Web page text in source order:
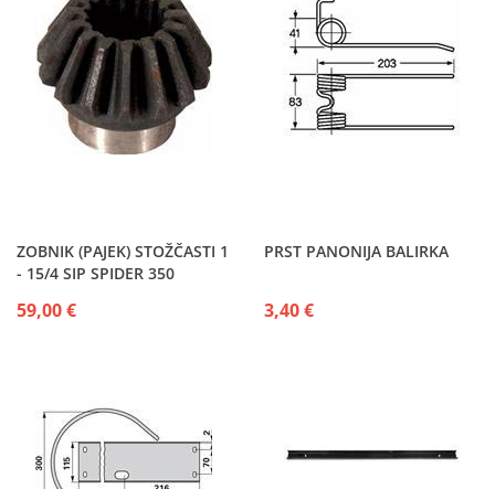
ZOBNIK (PAJEK) STOŽČASTI 1
- 15/4 SIP SPIDER 350
59,00 €
PRST PANONIJA BALIRKA
3,40 €